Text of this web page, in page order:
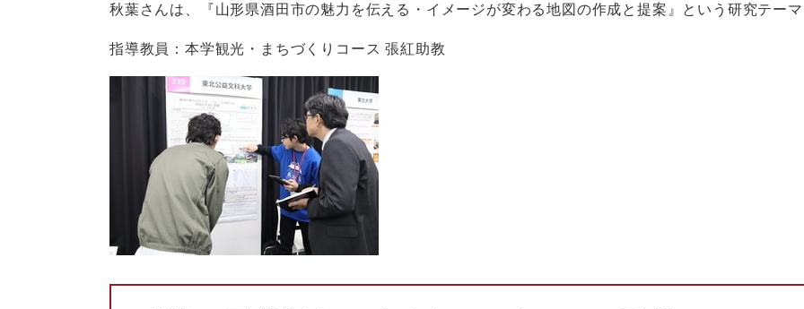
秋葉さんは、『山形県酒田市の魅力を伝える・イメージが変わる地図の作成と提案』という研究テー
指導教員：本学観光・まちづくりコース 張紅助教